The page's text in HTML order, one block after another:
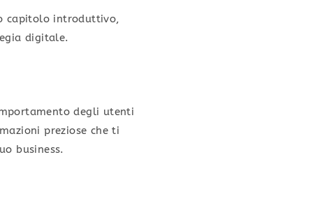
capitolo introduttivo,
digitale.
degli utenti
preziose che ti
business.